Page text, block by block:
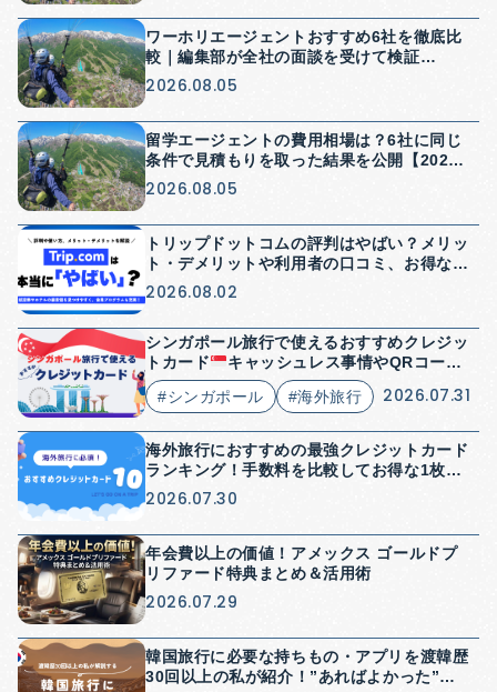
ワーホリエージェントおすすめ6社を徹底比
較｜編集部が全社の面談を受けて検証
【2026年】
2026.08.05
留学エージェントの費用相場は？6社に同じ
条件で見積もりを取った結果を公開【2026
年】
2026.08.05
トリップドットコムの評判はやばい？メリッ
ト・デメリットや利用者の口コミ、お得な使
い方を解説
2026.08.02
シンガポール旅行で使えるおすすめクレジッ
トカード
キャッシュレス事情やQRコード
決済についても解説
#シンガポール
#海外旅行 2026.07.31
海外旅行におすすめの最強クレジットカード
ランキング！手数料を比較してお得な1枚を
紹介
2026.07.30
年会費以上の価値！アメックス ゴールドプ
リファード特典まとめ＆活用術
2026.07.29
韓国旅行に必要な持ちもの・アプリを渡韓歴
30回以上の私が紹介！”あればよかった”を